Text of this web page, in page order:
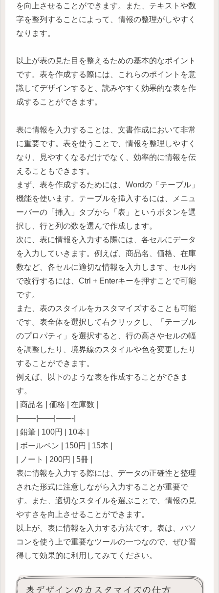
を向上させることができます。また、テキストや数
字を整列することによって、情報の整理がしやすく
なります。
以上が表の見た目を整えるための基本的なポイント
です。表を作成する際には、これらのポイントを意
識してデザインすると、読みやすく効果的な表を作
成することができます。
表に情報を入力することは、文書作成において非常
に重要です。表を使うことで、情報を整理しやすく
なり、見やすくなるだけでなく、効率的に情報を伝
えることもできます。
まず、表を作成するためには、Wordの「テーブル」
機能を使います。テーブルを挿入するには、メニュ
ーバーの「挿入」タブから「表」というボタンを選
択し、行と列の数を選んで作成します。
次に、表に情報を入力する際には、各セルにデータ
を入力していきます。例えば、商品名、価格、在庫
数など、各セルに適切な情報を入力します。セル内
で改行するには、Ctrl + Enterキーを押すことで可能
です。
また、表のスタイルをカスタマイズすることも可能
です。表全体を選択して右クリックし、「テーブル
のプロパティ」を選択すると、行の高さやセルの幅
を調整したり、境界線のスタイルや色を変更したり
することができます。
例えば、以下のような表を作成することができま
す。
| 商品名 | 価格 | 在庫数 |
|——-|——|——-|
| 鉛筆 | 100円 | 10本 |
| ボールペン | 150円 | 15本 |
| ノート | 200円 | 5冊 |
表に情報を入力する際には、データの正確性と整理
された形式に注意しながら入力することが重要で
す。また、適切なスタイルを選ぶことで、情報の見
やすさを向上させることができます。
以上が、表に情報を入力する方法です。表は、パソ
コンを使う上で重要なツールの一つなので、ぜひ習
得して効果的に利用してみてください。
表デザインのカスタマイズの仕方